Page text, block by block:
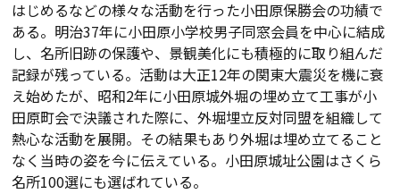
はじめるなどの様々な活動を行った小田原保勝会の功績で
ある。明治37年に小田原小学校男子同窓会員を中心に結成
し、名所旧跡の保護や、景観美化にも積極的に取り組んだ
記録が残っている。活動は大正12年の関東大震災を機に衰
え始めたが、昭和2年に小田原城外堀の埋め立て工事が小
田原町会で決議された際に、外堀埋立反対同盟を組織して
熱心な活動を展開。その結果もあり外堀は埋め立てること
なく当時の姿を今に伝えている。小田原城址公園はさくら
名所100選にも選ばれている。